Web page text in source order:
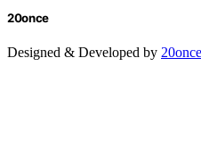
20once
Designed & Developed by